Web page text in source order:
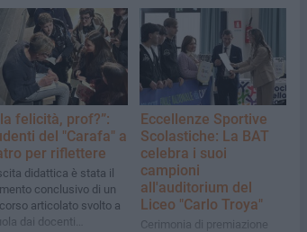
del lavoro
da Confindustria
e BAT, in collaborazione
l'USR Puglia
andriese hanno dato prova
di talento, preparazione e
spirito di squadra
la felicità, prof?”:
del "Carafa" a
per riflettere
didattica è stata il
conclusivo di un
articolato svolto a
dai docenti
Eccellenze Sportive
Scolastiche: La BAT
celebra i suoi
campioni
all'auditorium del
Liceo "Carlo Troya"
Cerimonia di premiazione